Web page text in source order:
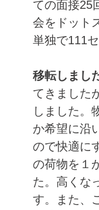
ての面接25
会をドット
単独で111
移転しまし
てきました
しました。
か希望に沿
ので快適に
の荷物を１
た。高くな
す。また、